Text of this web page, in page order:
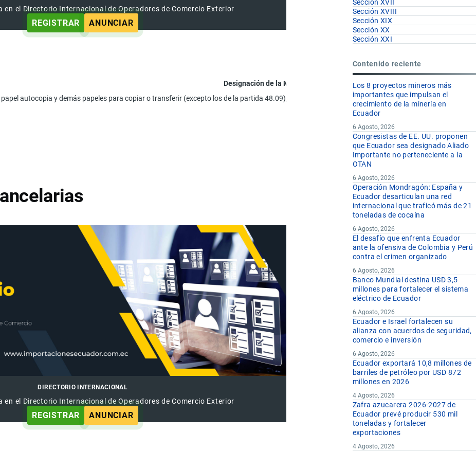
en el Directorio Internacional de Operadores de Comercio Exterior
REGISTRAR ANUNCIAR
Designación de la Mercancía
autocopia y demás papeles para copiar o transferir (excepto los de la partida 48.09), clisés de mimeógrafo («stencils») completos y planchas
DIRECTORIO INTERNACIONAL
en el Directorio Internacional de Operadores de Comercio Exterior
REGISTRAR ANUNCIAR
Sección XVII
Sección XVIII
Sección XIX
Sección XX
Sección XXI
Contenido reciente
Los 8 proyectos mineros más
importantes que impulsan el
crecimiento de la minería en
Ecuador
6 Agosto, 2026
Congresistas de EE. UU. proponen
que Ecuador sea designado Aliado
Importante no perteneciente a la
OTAN
6 Agosto, 2026
Operación Mondragón: España y
Ecuador desarticulan una red
internacional que traficó más de 21
toneladas de cocaína
6 Agosto, 2026
El desafío que enfrenta Ecuador
ante la ofensiva de Colombia y Perú
contra el crimen organizado
6 Agosto, 2026
Banco Mundial destina USD 3,5
millones para fortalecer el sistema
eléctrico de Ecuador
6 Agosto, 2026
Ecuador e Israel fortalecen su
alianza con acuerdos de seguridad,
comercio e inversión
6 Agosto, 2026
Ecuador exportará 10,8 millones de
barriles de petróleo por USD 872
millones en 2026
4 Agosto, 2026
Zafra azucarera 2026-2027 de
Ecuador prevé producir 530 mil
toneladas y fortalecer
exportaciones
4 Agosto, 2026